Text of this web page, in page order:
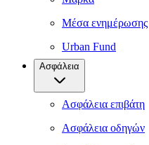
Μέσα ενημέρωσης
Urban Fund
Ασφάλεια
Ασφάλεια επιβάτη
Ασφάλεια οδηγών